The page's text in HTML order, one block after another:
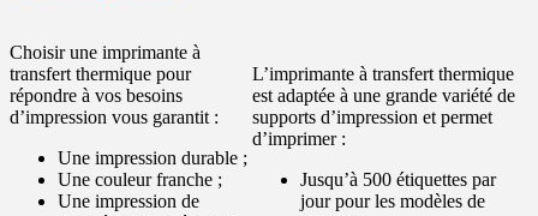
Choisir une imprimante à
transfert thermique pour
répondre à vos besoins
d’impression vous garantit :
Une impression durable ;
Une couleur franche ;
Une impression de
L’imprimante à transfert thermique
est adaptée à une grande variété de
supports d’impression et permet
d’imprimer :
Jusqu’à 500 étiquettes par
jour pour les modèles de